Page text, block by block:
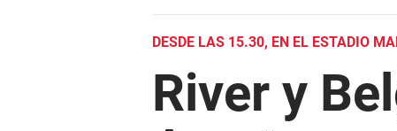
DESDE LAS 15.30, EN EL ESTADIO
River y